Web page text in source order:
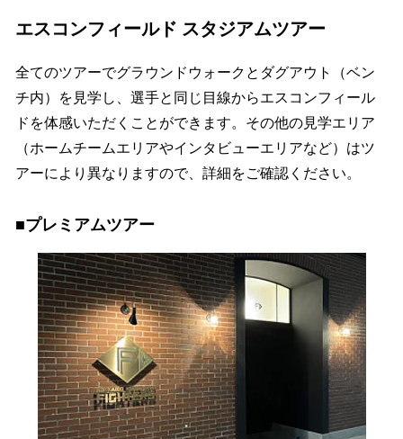
エスコンフィールド スタジアムツアー
全てのツアーでグラウンドウォークとダグアウト（ベン
チ内）を見学し、選手と同じ目線からエスコンフィール
ドを体感いただくことができます。その他の見学エリア
（ホームチームエリアやインタビューエリアなど）はツ
アーにより異なりますので、詳細をご確認ください。
■プレミアムツアー